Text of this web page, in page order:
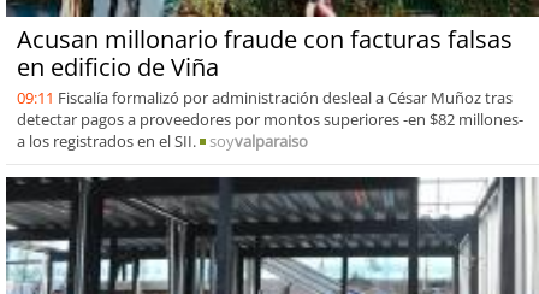
Acusan millonario fraude con facturas falsas
en edificio de Viña
09:11 Fiscalía formalizó por administración desleal a César Muñoz tras
detectar pagos a proveedores por montos superiores -en $82 millones-
a los registrados en el SII.
soyvalparaiso